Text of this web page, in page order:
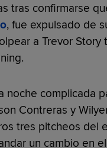
tras confirmarse
, fue expulsado de
a Trevor
noche complicada
Contreras y
tres pitcheos del
un cambio en